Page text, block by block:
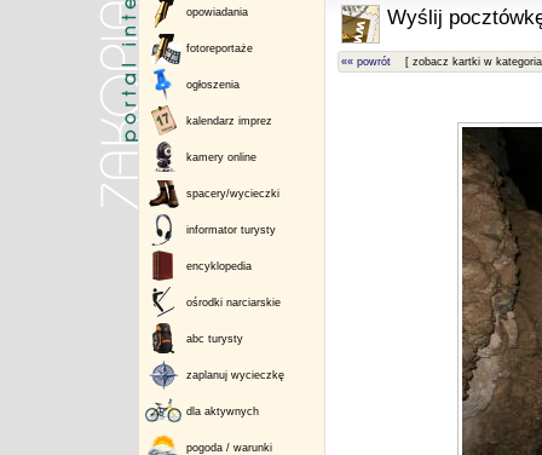
opowiadania
fotoreportaże
ogłoszenia
kalendarz imprez
kamery online
spacery/wycieczki
informator turysty
encyklopedia
ośrodki narciarskie
abc turysty
zaplanuj wycieczkę
dla aktywnych
pogoda / warunki
Wyślij
«« powrót [ zobacz kartki w